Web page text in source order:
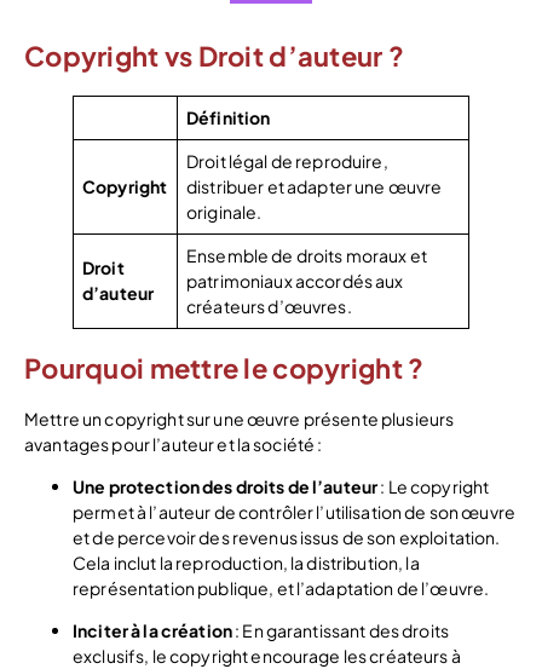
Copyright vs Droit d’auteur ?
Définition
Copyright
Droit légal de reproduire,
distribuer et adapter une œuvre
originale.
Droit
d’auteur
Ensemble de droits moraux et
patrimoniaux accordés aux
créateurs d’œuvres.
Pourquoi mettre le copyright ?
Mettre un copyright sur une œuvre présente plusieurs
avantages pour l’auteur et la société :
Une protection des droits de l’auteur: Le copyright
permet à l’auteur de contrôler l’utilisation de son œuvre
et de percevoir des revenus issus de son exploitation.
Cela inclut la reproduction, la distribution, la
représentation publique, et l’adaptation de l’œuvre.
Inciter à la création: En garantissant des droits
exclusifs, le copyright encourage les créateurs à